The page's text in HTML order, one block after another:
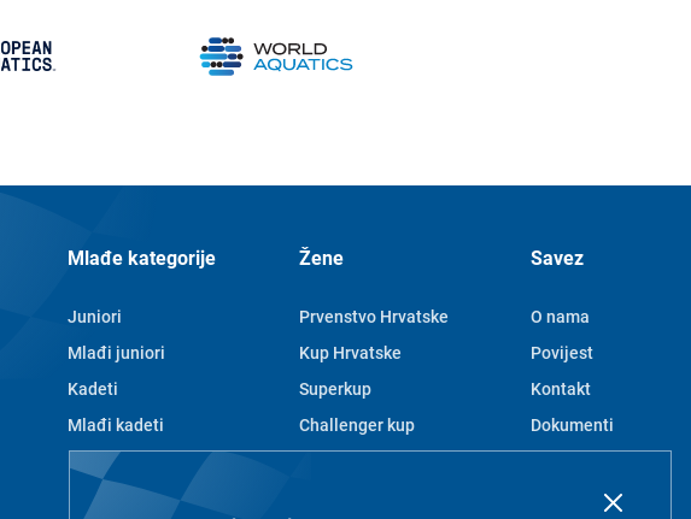
Mlađe kategorije
Juniori
Mlađi juniori
Kadeti
Mlađi kadeti
Mlađe nade
Žene
Prvenstvo Hrvatske
Kup Hrvatske
Superkup
Challenger kup
Savez
O nama
Povijest
Kontakt
Dokumenti
Pravila privatnosti